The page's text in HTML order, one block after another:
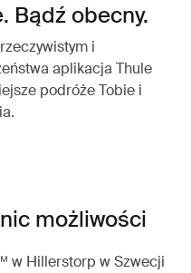
Bądź obecny.
i
aplikacja Thule
podróże Tobie i
możliwości
w Hillerstorp w Szwecji